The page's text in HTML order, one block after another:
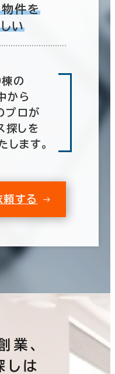
件を
い
の
から
プロが
探しを
します。
頼する
、
しは